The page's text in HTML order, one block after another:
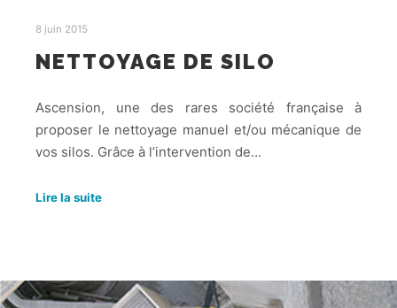
8 juin 2015
NETTOYAGE DE SILO
Ascension, une des rares société française à
proposer le nettoyage manuel et/ou mécanique de
vos silos. Grâce à l’intervention de…
Lire la suite